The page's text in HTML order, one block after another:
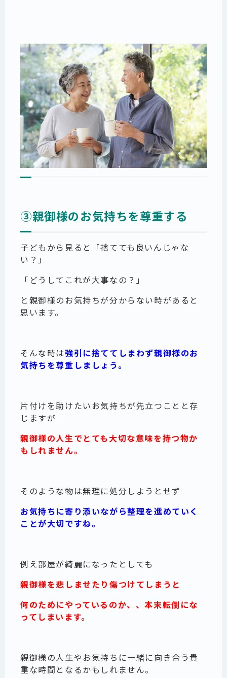
③親御様のお気持ちを尊重する
子どもから見ると「捨てても良いんじゃな
い？」
「どうしてこれが大事なの？」
と親御様のお気持ちが分からない時があると
思います。
そんな時は強引に捨ててしまわず親御様のお
気持ちを尊重しましょう。
片付けを助けたいお気持ちが先立つことと存
じますが
親御様の人生でとても大切な意味を持つ物か
もしれません。
そのような物は無理に処分しようとせず
お気持ちに寄り添いながら整理を進めていく
ことが大切ですね。
例え部屋が綺麗になったとしても
親御様を悲しませたり傷つけてしまうと
何のためにやっているのか、、本末転倒にな
ってしまいます。
親御様の人生やお気持ちに一緒に向き合う貴
重な時間となるかもしれません。